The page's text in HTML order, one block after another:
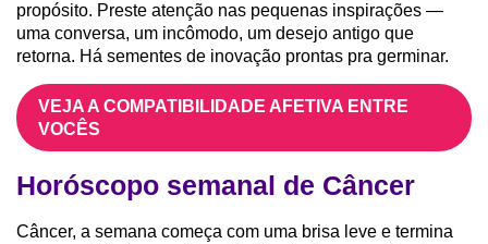
propósito. Preste atenção nas pequenas inspirações —
uma conversa, um incômodo, um desejo antigo que
retorna. Há sementes de inovação prontas pra germinar.
VEJA A COMPATIBILIDADE AFETIVA ENTRE
VOCÊS
Horóscopo semanal de Câncer
Câncer, a semana começa com uma brisa leve e termina